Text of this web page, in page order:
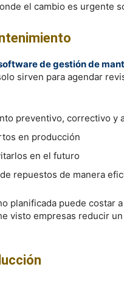
el cambio es urgente
de gestión de
sirven para agendar
preventivo, correctivo y
en producción
en el futuro
repuestos de manera
planificada puede costar
visto empresas reducir